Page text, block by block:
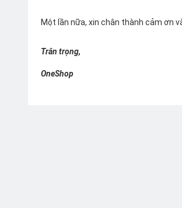
Một lần nữa, xin chân thành cảm ơn
Trân trọng,
OneShop